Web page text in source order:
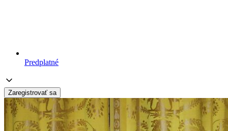
Predplatné
Zaregistrovať sa